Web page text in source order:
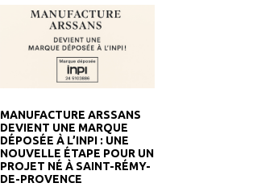
MANUFACTURE ARSSANS
DEVIENT UNE MARQUE
DÉPOSÉE À L’INPI : UNE
NOUVELLE ÉTAPE POUR UN
PROJET NÉ À SAINT-RÉMY-
DE-PROVENCE